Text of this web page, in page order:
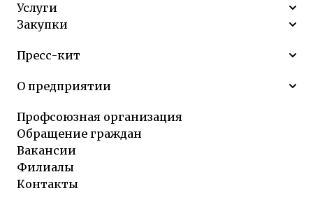
Услуги
Закупки
Пресс-кит
О предприятии
Профсоюзная организация
Обращение граждан
Вакансии
Филиалы
Контакты